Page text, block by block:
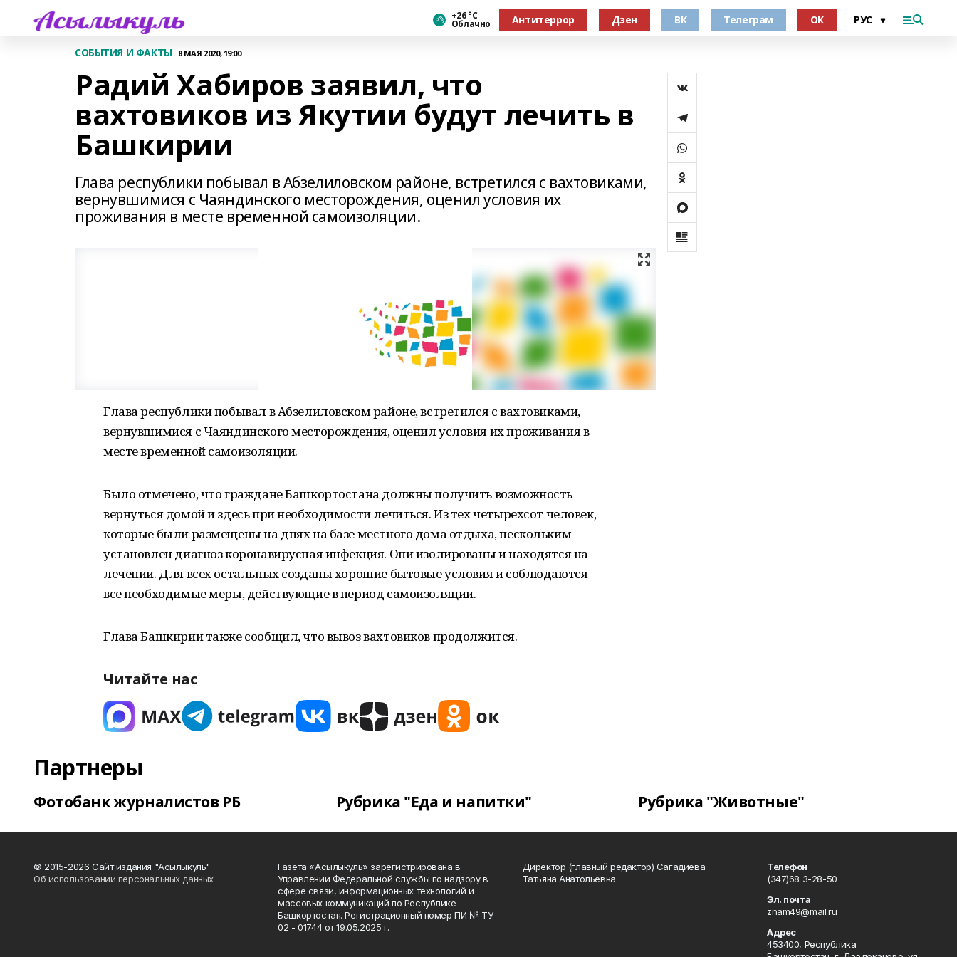
+26 °С
Облачно Антитеррор Дзен ВК Телеграм ОК
СОБЫТИЯ И ФАКТЫ 8 МАЯ 2020, 19:00
Радий Хабиров заявил, что
вахтовиков из Якутии будут лечить в
Башкирии
Глава республики побывал в Абзелиловском районе, встретился с вахтовиками,
вернувшимися с Чаяндинского месторождения, оценил условия их
проживания в месте временной самоизоляции.
Глава республики побывал в Абзелиловском районе, встретился с вахтовиками,
вернувшимися с Чаяндинского месторождения, оценил условия их проживания в
месте временной самоизоляции.
Было отмечено, что граждане Башкортостана должны получить возможность
вернуться домой и здесь при необходимости лечиться. Из тех четырехсот человек,
которые были размещены на днях на базе местного дома отдыха, нескольким
установлен диагноз коронавирусная инфекция. Они изолированы и находятся на
лечении. Для всех остальных созданы хорошие бытовые условия и соблюдаются
все необходимые меры, действующие в период самоизоляции.
Глава Башкирии также сообщил, что вывоз вахтовиков продолжится.
Читайте нас
Партнеры
Фотобанк журналистов РБ Рубрика "Еда и напитки" Рубрика "Животные"
© 2015-2026 Сайт издания "Асылыкуль"
Об использовании персональных данных
Газета «Асылыкуль» зарегистрирована в
Управлении Федеральной службы по надзору в
сфере связи, информационных технологий и
массовых коммуникаций по Республике
Башкортостан. Регистрационный номер ПИ № ТУ
02 - 01744 от 19.05.2025 г.
Директор (главный редактор) Сагадиева
Татьяна Анатольевна
Телефон
(347)68 3-28-50
Эл. почта
znam49@mail.ru
Адрес
453400, Республика